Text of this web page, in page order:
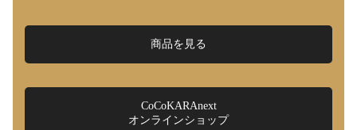
商品を見る
CoCoKARAnext
オンラインショップ